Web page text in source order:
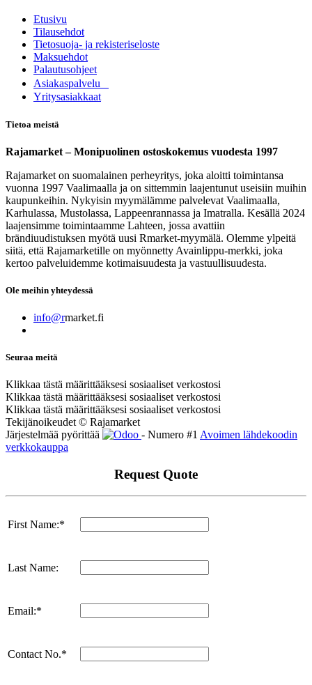
Etusivu
Tilausehdot
Tietosuoja- ja rekisteriseloste
Maksuehdot
Palautusohjeet
Asia​k​aspalvelu
​Yritysasiakkaat
Tietoa meistä
Rajamarket – Monipuolinen ostoskokemus vuodesta 1997
Rajamarket on suomalainen perheyritys, joka aloitti toimintansa
vuonna 1997 Vaalimaalla ja on sittemmin laajentunut useisiin muihin
kaupunkeihin. Nykyisin myymälämme palvelevat Vaalimaalla,
Karhulassa, Mustolassa, Lappeenrannassa ja Imatralla. Kesällä 2024
laajensimme toimintaamme Lahteen, jossa avattiin
brändiuudistuksen myötä uusi Rmarket-myymälä. Olemme ylpeitä
siitä, että Rajamarketille on myönnetty Avainlippu-merkki, joka
kertoo palveluidemme kotimaisuudesta ja vastuullisuudesta.
Ole meihin yhteydessä
info@rmarket.fi
Seuraa meitä
Klikkaa tästä määrittääksesi sosiaaliset verkostosi
Klikkaa tästä määrittääksesi sosiaaliset verkostosi
Klikkaa tästä määrittääksesi sosiaaliset verkostosi
Tekijänoikeudet © Rajamarket
Järjestelmää pyörittää
- Numero #1 Avoimen lähdekoodin
verkkokauppa
Request Quote
First Name:*
Last Name:
Email:*
Contact No.*